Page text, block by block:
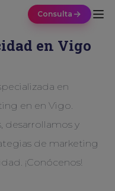
Consulta
en Vigo
en
en en Vigo.
desarrollamos y
de marketing
¡Conócenos!